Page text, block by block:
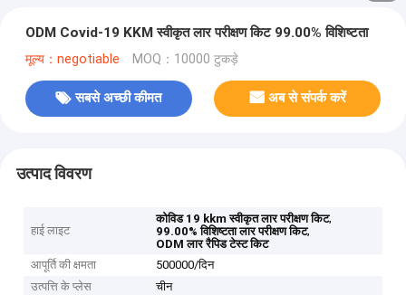
ODM Covid-19 KKM स्वीकृत लार परीक्षण किट 99.00% विशिष्टता
मूल्य：negotiable MOQ：10000 टुकड़े
सबसे अच्छी कीमत अब से संपर्क करें
उत्पाद विवरण
हाई लाइट
कोविड 19 kkm स्वीकृत लार परीक्षण किट,
99.00% विशिष्टता लार परीक्षण किट,
ODM लार रैपिड टेस्ट किट
आपूर्ति की क्षमता
500000/दिन
उत्पत्ति के प्लेस
चीन